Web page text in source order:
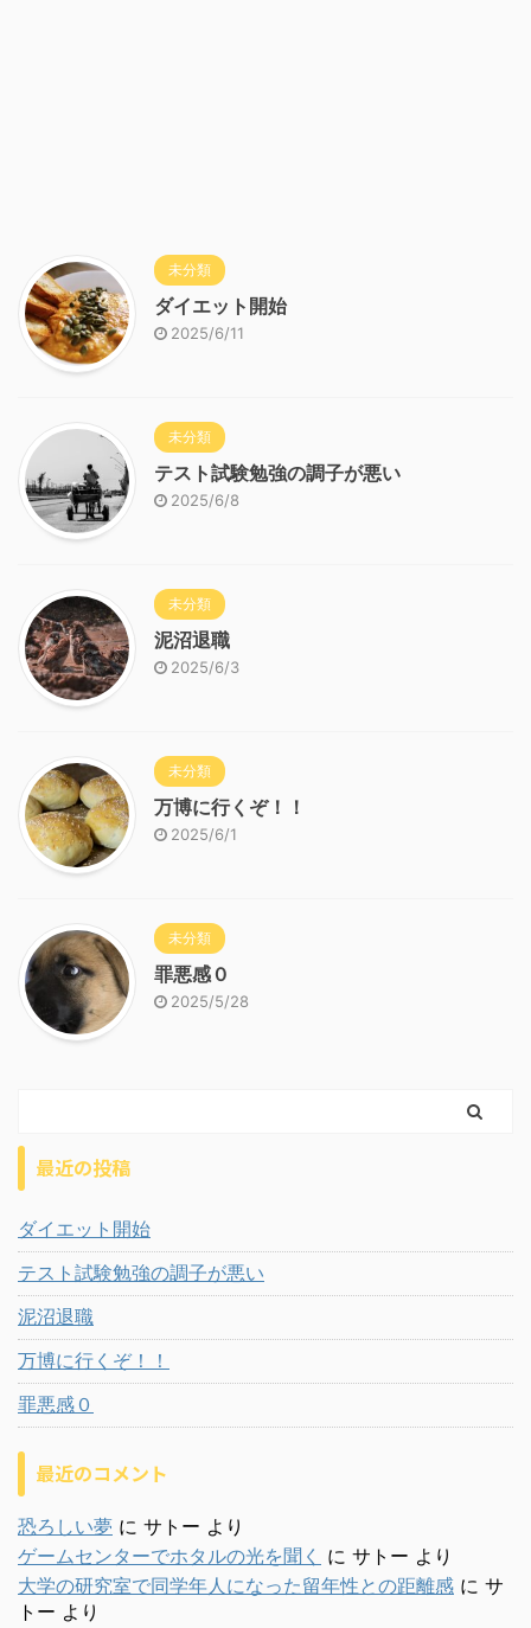
未分類
ダイエット開始
2025/6/11
未分類
テスト試験勉強の調子が悪い
2025/6/8
未分類
泥沼退職
2025/6/3
未分類
万博に行くぞ！！
2025/6/1
未分類
罪悪感０
2025/5/28
最近の投稿
ダイエット開始
テスト試験勉強の調子が悪い
泥沼退職
万博に行くぞ！！
罪悪感０
最近のコメント
恐ろしい夢 に サトー より
ゲームセンターでホタルの光を聞く に サトー より
大学の研究室で同学年人になった留年性との距離感 に サ
トー より